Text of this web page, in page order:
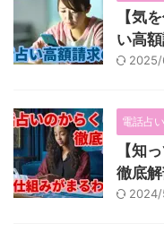
【気
い高
2025/
電話占
【知
徹底